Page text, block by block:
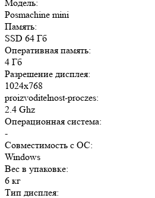
Модель:
Posmachine mini
Память:
SSD 64 Гб
Оперативная память:
4 Гб
Разрешение дисплея:
1024x768
proizvoditelnost-proczes:
2.4 Ghz
Операционная система:
-
Совместимость с ОС:
Windows
Вес в упаковке:
6 кг
Тип дисплея: